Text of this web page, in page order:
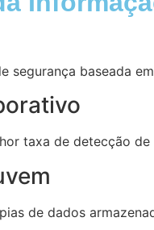
segurança baseada
taxa de detecção de
de dados